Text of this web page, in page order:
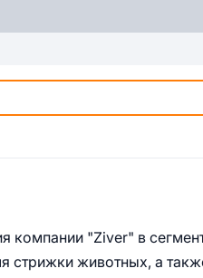
компании "Ziver" в
стрижки животных, а